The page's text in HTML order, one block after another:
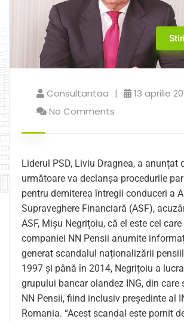
Consultantaa
13 aprilie
No Comments
Liderul PSD, Liviu Dragnea, a anunțat
următoare va declanșa procedurile
pentru demiterea întregii conduceri a
Supraveghere Financiară (ASF),
ASF, Mișu Negrițoiu, că el este cel
companiei NN Pensii anumite
generat scandalul naționalizării
1997 și până în 2014, Negrițoiu a
grupului bancar olandez ING, din care
NN Pensii, fiind inclusiv președinte al
Romania. “Acest scandal este pornit